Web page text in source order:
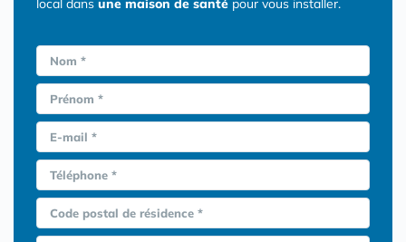
local dans une maison de santé pour vous installer.
Nom *
Prénom *
E-mail *
Téléphone *
Code postal de résidence *